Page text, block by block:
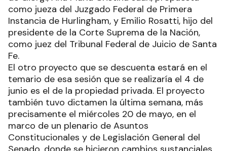
como jueza del Juzgado Federal de Primera
Instancia de Hurlingham, y Emilio Rosatti, hijo del
presidente de la Corte Suprema de la Nación,
como juez del Tribunal Federal de Juicio de Santa
Fe.
El otro proyecto que se descuenta estará en el
temario de esa sesión que se realizaría el 4 de
junio es el de la propiedad privada. El proyecto
también tuvo dictamen la última semana, más
precisamente el miércoles 20 de mayo, en el
marco de un plenario de Asuntos
Constitucionales y de Legislación General del